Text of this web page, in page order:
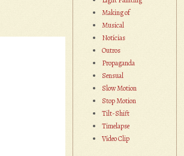
Making of
Musical
Notícias
Outros
Propaganda
Sensual
Slow Motion
Stop Motion
Tilt-Shift
Timelapse
Vídeo Clip